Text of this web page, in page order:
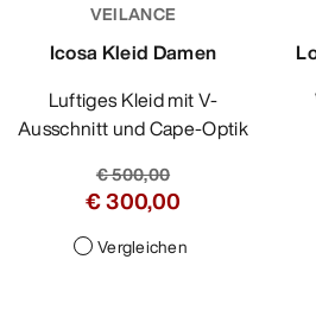
VEILANCE
Icosa Kleid Damen
Luftiges Kleid mit V-
Ausschnitt und Cape-Optik
€ 500,00
€ 300,00
Vergleichen